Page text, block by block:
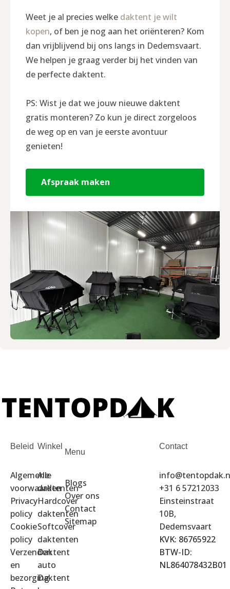
Weet je al precies welke daktent je wilt
kopen, of ben je nog aan het oriënteren? Kom
dan vrijblijvend bij ons langs in Dedemsvaart.
We helpen je graag verder bij het vinden van
de perfecte daktent.
PS: Wist je dat we jouw nieuwe daktent
gratis monteren? Zo kun je direct zorgeloos
de weg op en van je eerste avontuur
genieten!
Afspraak maken
Beleid
Algemene
voorwaarden
Privacy
policy
Cookie
policy
Verzenden
en
bezorging
Winkel
Alle
daktenten
Hardcover
daktenten
Softcover
daktenten
Daktent
auto
Daktent
Menu
Blogs
Over ons
Contact
Sitemap
Contact
+31 6 57212033
Einsteinstraat
10B,
Dedemsvaart
KVK: 86765922
BTW-ID:
NL864078432B01